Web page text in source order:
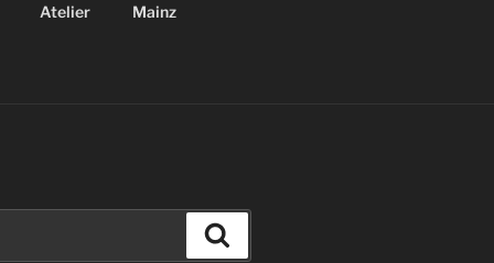
Atelier Mainz